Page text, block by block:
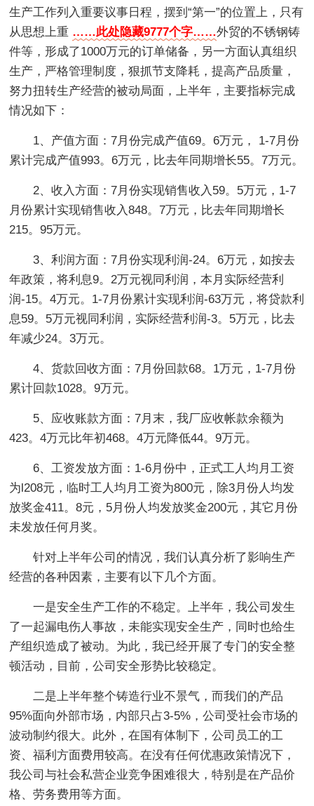
生产工作列入重要议事日程，摆到“第一”的位置上，只有
从思想上重 ……此处隐藏9777个字……外贸的不锈钢铸
件等，形成了1000万元的订单储备，另一方面认真组织
生产，严格管理制度，狠抓节支降耗，提高产品质量，
努力扭转生产经营的被动局面，上半年，主要指标完成
情况如下：
1、产值方面：7月份完成产值69。6万元， 1-7月份
累计完成产值993。6万元，比去年同期增长55。7万元。
2、收入方面：7月份实现销售收入59。5万元，1-7
月份累计实现销售收入848。7万元，比去年同期增长
215。95万元。
3、利润方面：7月份实现利润-24。6万元，如按去
年政策，将利息9。2万元视同利润，本月实际经营利
润-15。4万元。1-7月份累计实现利润-63万元，将贷款利
息59。5万元视同利润，实际经营利润-3。5万元，比去
年减少24。3万元。
4、货款回收方面：7月份回款68。1万元，1-7月份
累计回款1028。9万元。
5、应收账款方面：7月末，我厂应收帐款余额为
423。4万元比年初468。4万元降低44。9万元。
6、工资发放方面：1-6月份中，正式工人均月工资
为l208元，临时工人均月工资为800元，除3月份人均发
放奖金411。8元，5月份人均发放奖金200元，其它月份
未发放任何月奖。
针对上半年公司的情况，我们认真分析了影响生产
经营的各种因素，主要有以下几个方面。
一是安全生产工作的不稳定。上半年，我公司发生
了一起漏电伤人事故，未能实现安全生产，同时也给生
产组织造成了被动。为此，我已经开展了专门的安全整
顿活动，目前，公司安全形势比较稳定。
二是上半年整个铸造行业不景气，而我们的产品
95%面向外部市场，内部只占3-5%，公司受社会市场的
波动制约很大。此外，在国有体制下，公司员工的工
资、福利方面费用较高。在没有任何优惠政策情况下，
我公司与社会私营企业竞争困难很大，特别是在产品价
格、劳务费用等方面。